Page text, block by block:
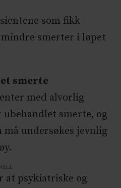
som fikk
smerter i løpet
smerte
med alvorlig
smerte, og
undersøkes jevnlig
at psykiatriske og